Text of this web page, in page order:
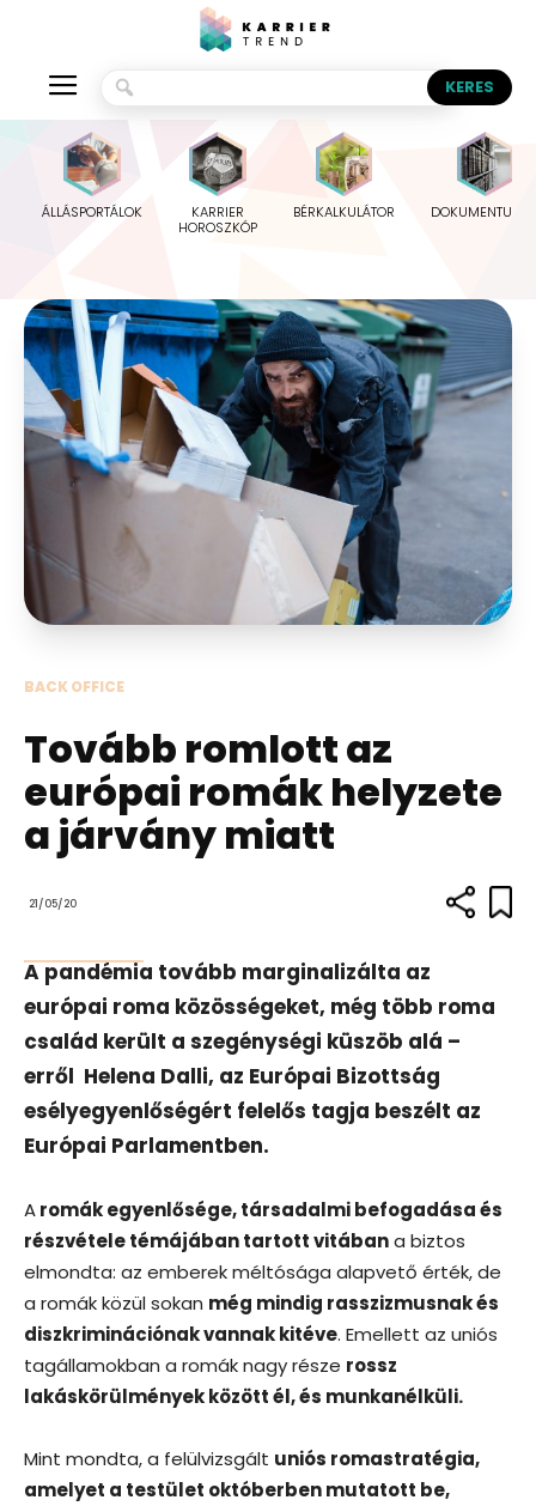
ÁLLÁSPORTÁLOK
KARRIER
HOROSZKÓP
BÉRKALKULÁTOR
BACK OFFICE
Tovább romlott az
európai romák helyzete
a járvány miatt
21/05/20
A pandémia tovább marginalizálta az
európai roma közösségeket, még több roma
család került a szegénységi küszöb alá –
erről Helena Dalli, az Európai Bizottság
esélyegyenlőségért felelős tagja beszélt az
Európai Parlamentben.
Aromák egyenlősége, társadalmi befogadása és
részvétele témájában tartott vitábana biztos
elmondta: az emberek méltósága alapvető érték, de
a romák közül sokan még mindig rasszizmusnak és
diszkriminációnak vannak kitéve. Emellett az uniós
tagállamokban a romák nagy része rossz
lakáskörülmények között él, és munkanélküli.
Mint mondta, a felülvizsgált uniós romastratégia,
amelyet a testület októberben mutatott be,